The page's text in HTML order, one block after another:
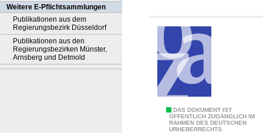
Weitere E-Pflichtsammlungen
Publikationen aus dem
Regierungsbezirk Düsseldorf
Publikationen aus den
Regierungsbezirken Münster,
Arnsberg und Detmold
T
i
h
e
DAS DOKUMENT IST
ÖFFENTLICH ZUGÄNGLICH IM
RAHMEN DES DEUTSCHEN
URHEBERRECHTS.